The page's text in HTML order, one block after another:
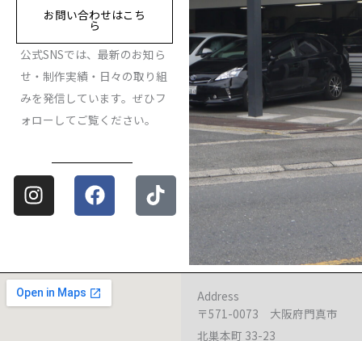
お問い合わせはこち
ら
公式SNSでは、最新のお知ら
せ・制作実績・日々の取り組
みを発信しています。ぜひフ
ォローしてご覧ください。
InstagramFacebookTiktok
Address
〒571-0073 大阪府門真市
北巣本町 33-23